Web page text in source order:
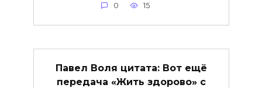
0 15
Павел Воля цитата: Вот ещё
передача «Жить здорово» с